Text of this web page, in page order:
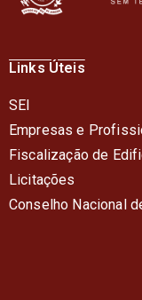
Links Úteis
SEI
Empresas e
Fiscalização de
Licitações
Conselho Nacional